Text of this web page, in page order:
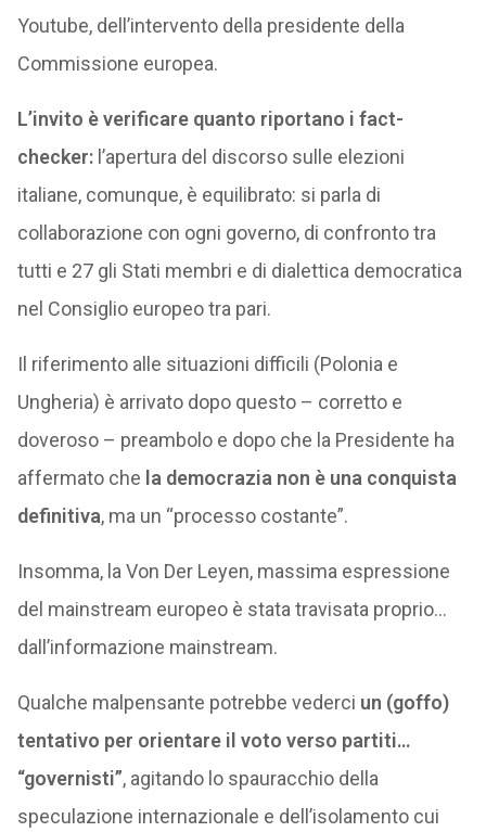
Youtube, dell’intervento della presidente della
Commissione europea.
L’invito è verificare quanto riportano i fact-
checker:l’apertura del discorso sulle elezioni
italiane, comunque, è equilibrato: si parla di
collaborazione con ogni governo, di confronto tra
tutti e 27 gli Stati membri e di dialettica democratica
nel Consiglio europeo tra pari.
Il riferimento alle situazioni difficili (Polonia e
Ungheria) è arrivato dopo questo – corretto e
doveroso – preambolo e dopo che la Presidente ha
affermato che la democrazia non è una conquista
definitiva, ma un “processo costante”.
Insomma, la Von Der Leyen, massima espressione
del mainstream europeo è stata travisata proprio…
dall’informazione mainstream.
Qualche malpensante potrebbe vederci un (goffo)
tentativo per orientare il voto verso partiti…
“governisti”, agitando lo spauracchio della
speculazione internazionale e dell’isolamento cui